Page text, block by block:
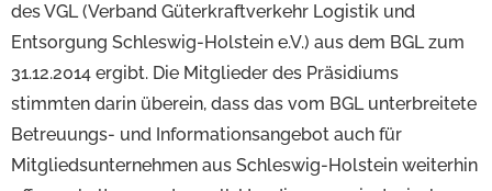
des VGL (Verband Güterkraftverkehr Logistik und
Entsorgung Schleswig-Holstein e.V.) aus dem BGL zum
31.12.2014 ergibt. Die Mitglieder des Präsidiums
stimmten darin überein, dass das vom BGL unterbreitete
Betreuungs- und Informationsangebot auch für
Mitgliedsunternehmen aus Schleswig-Holstein weiterhin